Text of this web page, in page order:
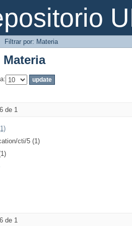
Filtrar por: Materia
de 1
cti/5 (1)
de 1